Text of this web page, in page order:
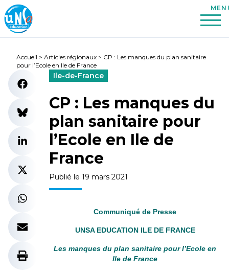
Accueil > Articles régionaux > CP : Les manques du plan sanitaire
pour l’Ecole en Ile de France
Ile-de-France
CP : Les manques du
plan sanitaire pour
l’Ecole en Ile de
France
Publié le 19 mars 2021
Communiqué de Presse
UNSA EDUCATION ILE DE FRANCE
Les manques du plan sanitaire pour l’Ecole en
Ile de France